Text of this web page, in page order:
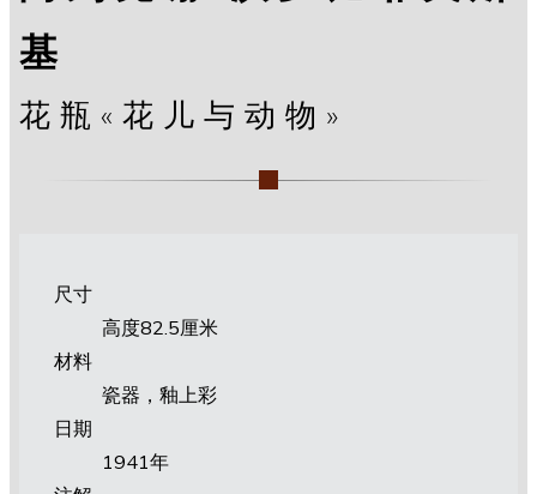
基
花瓶«花儿与动物»
尺寸
高度82.5厘米
材料
瓷器，釉上彩
日期
1941年